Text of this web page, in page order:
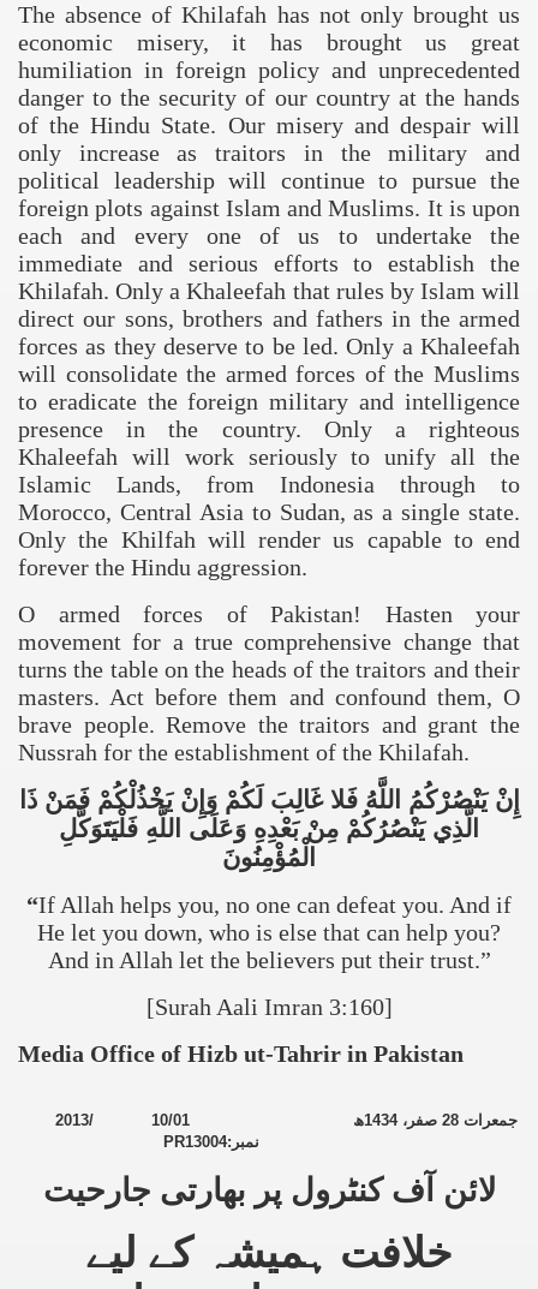
The absence of Khilafah has not only brought us
economic misery, it has brought us great
humiliation in foreign policy and unprecedented
danger to the security of our country at the hands
of theHindu State. Our misery and despair will
only increase as traitors in the military and
political leadership will continue to pursue the
foreign plots against Islam and Muslims. It is upon
each and every one of us to undertake the
immediate and serious efforts to establish the
Khilafah. Only a Khaleefah that rules by Islam will
direct our sons, brothers and fathers in the armed
forces as they deserve to be led. Only a Khaleefah
will consolidate the armed forces of the Muslims
to eradicate the foreign military and intelligence
presence in the country. Only a righteous
Khaleefah will work seriously to unify all the
Islamic Lands, from Indonesia through to
Morocco, Central Asia to Sudan, as a single state.
Only the Khilfah will render us capable to end
forever the Hindu aggression.
O armed forces of Pakistan! Hasten your
movement for a true comprehensive change that
turns the table on the heads of the traitors and their
masters. Act before them and confound them, O
brave people. Remove the traitors and grant the
Nussrah for the establishment of the Khilafah.
إِنْ يَنْصُرْكُمُ اللَّهُ فَلا غَالِبَ لَكُمْ وَإِنْ يَخْذُلْكُمْ فَمَنْ ذَا
الَّذِي يَنْصُرُكُمْ مِنْ بَعْدِهِ وَعَلَى اللَّهِ فَلْيَتَوَكَّلِ
الْمُؤْمِنُونَ
“If Allah helps you, no one can defeat you. And if
He let you down, who is else that can help you?
And in Allah let the believers put their trust.”
[Surah Aali Imran 3:160]
Media Office of Hizb ut-Tahrir in Pakistan
جمعرات 28 صفر،1434ھ 10/01
/
2013
نمبر:PR13004
لائن آف کنٹرول پر بھارتی جارحیت
خلافت ہمیشہ کے لیے